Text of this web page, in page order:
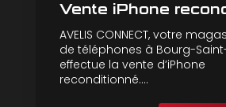
Vente iPhone
AVELIS CONNECT, votre
de téléphones à Bourg-
effectue la vente d’iPhone
reconditionné....